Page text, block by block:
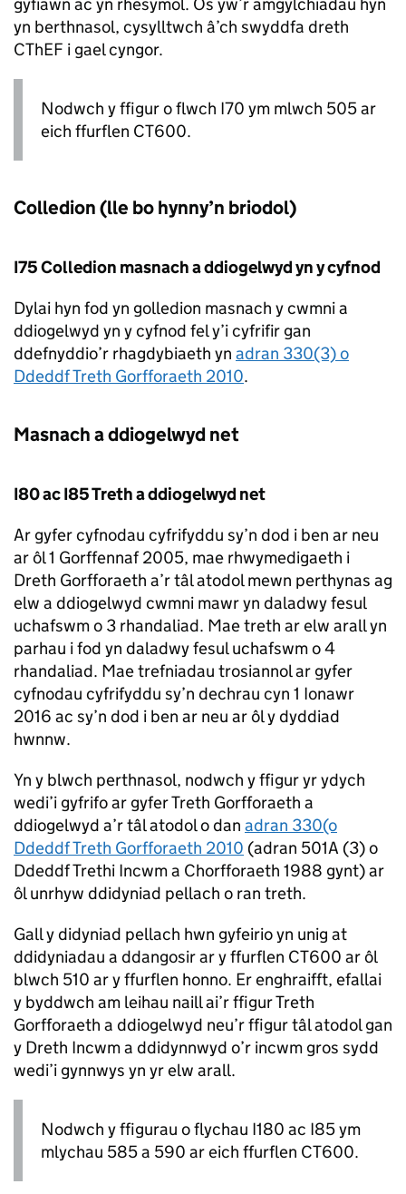
yn berthnasol, cysylltwch â’ch swyddfa dreth
CThEF i gael cyngor.
Nodwch y ffigur o flwch I70 ym mlwch 505 ar
eich ffurflen CT600.
Colledion (lle bo hynny’n briodol)
I75 Colledion masnach a ddiogelwyd yn y cyfnod
Dylai hyn fod yn golledion masnach y cwmni a
ddiogelwyd yn y cyfnod fel y’i cyfrifir gan
ddefnyddio’r rhagdybiaeth yn adran 330(3) o
Ddeddf Treth Gorfforaeth 2010.
Masnach a ddiogelwyd net
I80 ac I85 Treth a ddiogelwyd net
Ar gyfer cyfnodau cyfrifyddu sy’n dod i ben ar neu
ar ôl 1 Gorffennaf 2005, mae rhwymedigaeth i
Dreth Gorfforaeth a’r tâl atodol mewn perthynas ag
elw a ddiogelwyd cwmni mawr yn daladwy fesul
uchafswm o 3 rhandaliad. Mae treth ar elw arall yn
parhau i fod yn daladwy fesul uchafswm o 4
rhandaliad. Mae trefniadau trosiannol ar gyfer
cyfnodau cyfrifyddu sy’n dechrau cyn 1 Ionawr
2016 ac sy’n dod i ben ar neu ar ôl y dyddiad
hwnnw.
Yn y blwch perthnasol, nodwch y ffigur yr ydych
wedi’i gyfrifo ar gyfer Treth Gorfforaeth a
ddiogelwyd a’r tâl atodol o dan adran 330(o
Ddeddf Treth Gorfforaeth 2010 (adran 501A (3) o
Ddeddf Trethi Incwm a Chorfforaeth 1988 gynt) ar
ôl unrhyw ddidyniad pellach o ran treth.
Gall y didyniad pellach hwn gyfeirio yn unig at
ddidyniadau a ddangosir ar y ffurflen CT600 ar ôl
blwch 510 ar y ffurflen honno. Er enghraifft, efallai
y byddwch am leihau naill ai’r ffigur Treth
Gorfforaeth a ddiogelwyd neu’r ffigur tâl atodol gan
y Dreth Incwm a ddidynnwyd o’r incwm gros sydd
wedi’i gynnwys yn yr elw arall.
Nodwch y ffigurau o flychau I180 ac I85 ym
mlychau 585 a 590 ar eich ffurflen CT600.